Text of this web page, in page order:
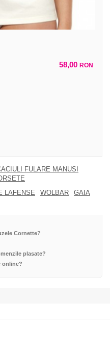
58,00 RON
FULARE MANUSI
LAFENSE WOLBAR
GAIA
Cornette?
plasate?
online?